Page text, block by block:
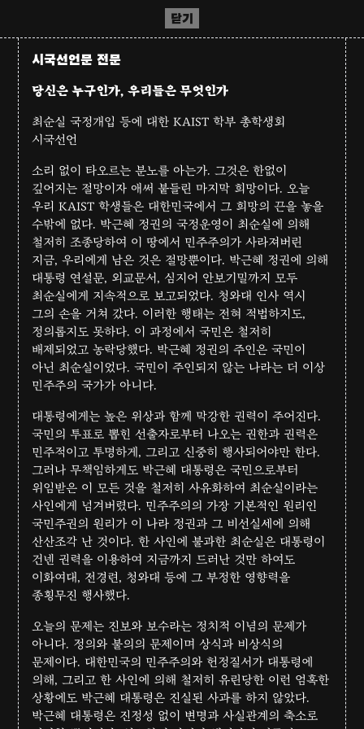
닫기
시국선언문 전문
당신은 누구인가, 우리들은 무엇인가
최순실 국정개입 등에 대한 KAIST 학부 총학생회
시국선언
소리 없이 타오르는 분노를 아는가. 그것은 한없이
깊어지는 절망이자 애써 붙들린 마지막 희망이다. 오늘
우리 KAIST 학생들은 대한민국에서 그 희망의 끈을 놓을
수밖에 없다. 박근혜 정권의 국정운영이 최순실에 의해
철저히 조종당하여 이 땅에서 민주주의가 사라져버린
지금, 우리에게 남은 것은 절망뿐이다. 박근혜 정권에 의해
대통령 연설문, 외교문서, 심지어 안보기밀까지 모두
최순실에게 지속적으로 보고되었다. 청와대 인사 역시
그의 손을 거쳐 갔다. 이러한 행태는 전혀 적법하지도,
정의롭지도 못하다. 이 과정에서 국민은 철저히
배제되었고 농락당했다. 박근혜 정권의 주인은 국민이
아닌 최순실이었다. 국민이 주인되지 않는 나라는 더 이상
민주주의 국가가 아니다.
대통령에게는 높은 위상과 함께 막강한 권력이 주어진다.
국민의 투표로 뽑힌 선출자로부터 나오는 권한과 권력은
민주적이고 투명하게, 그리고 신중히 행사되어야만 한다.
그러나 무책임하게도 박근혜 대통령은 국민으로부터
위임받은 이 모든 것을 철저히 사유화하여 최순실이라는
사인에게 넘겨버렸다. 민주주의의 가장 기본적인 원리인
국민주권의 원리가 이 나라 정권과 그 비선실세에 의해
산산조각 난 것이다. 한 사인에 불과한 최순실은 대통령이
건넨 권력을 이용하여 지금까지 드러난 것만 하여도
이화여대, 전경련, 청와대 등에 그 부정한 영향력을
종횡무진 행사했다.
오늘의 문제는 진보와 보수라는 정치적 이념의 문제가
아니다. 정의와 불의의 문제이며 상식과 비상식의
문제이다. 대한민국의 민주주의와 헌정질서가 대통령에
의해, 그리고 한 사인에 의해 철저히 유린당한 이런 엄혹한
상황에도 박근혜 대통령은 진실된 사과를 하지 않았다.
박근혜 대통령은 진정성 없이 변명과 사실관계의 축소로